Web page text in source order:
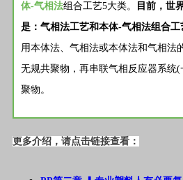
体-气相法组合工艺5大类。
目前，世
是：气相法工艺和本体-气相法组合工
用本体法、气相法或本体法和气相法
无规共聚物，再串联气相反应器系统
聚物。
更多介绍，请点击链接查看：